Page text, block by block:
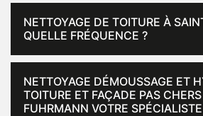
NETTOYAGE DE TOITURE À
QUELLE FRÉQUENCE ?
NETTOYAGE DÉMOUSSAGE ET
TOITURE ET FAÇADE PAS
FUHRMANN VOTRE